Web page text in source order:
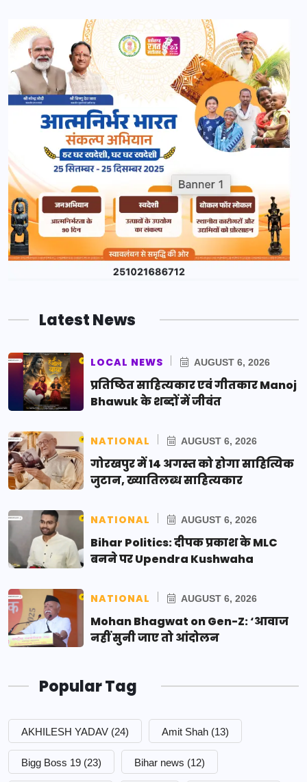
Latest News
LOCAL NEWS AUGUST 6, 2026
प्रतिष्ठित साहित्यकार एवं गीतकार Manoj
Bhawuk के शब्दों में जीवंत
NATIONAL AUGUST 6, 2026
गोरखपुर में 14 अगस्त को होगा साहित्यिक
जुटान, ख्यातिलब्ध साहित्यकार
NATIONAL AUGUST 6, 2026
Bihar Politics: दीपक प्रकाश के MLC
बनने पर Upendra Kushwaha
NATIONAL AUGUST 6, 2026
Mohan Bhagwat on Gen-Z: ‘आवाज
नहीं सुनी जाए तो आंदोलन
Popular Tag
AKHILESH YADAV (24) Amit Shah (13)
Bigg Boss 19 (23) Bihar news (12)